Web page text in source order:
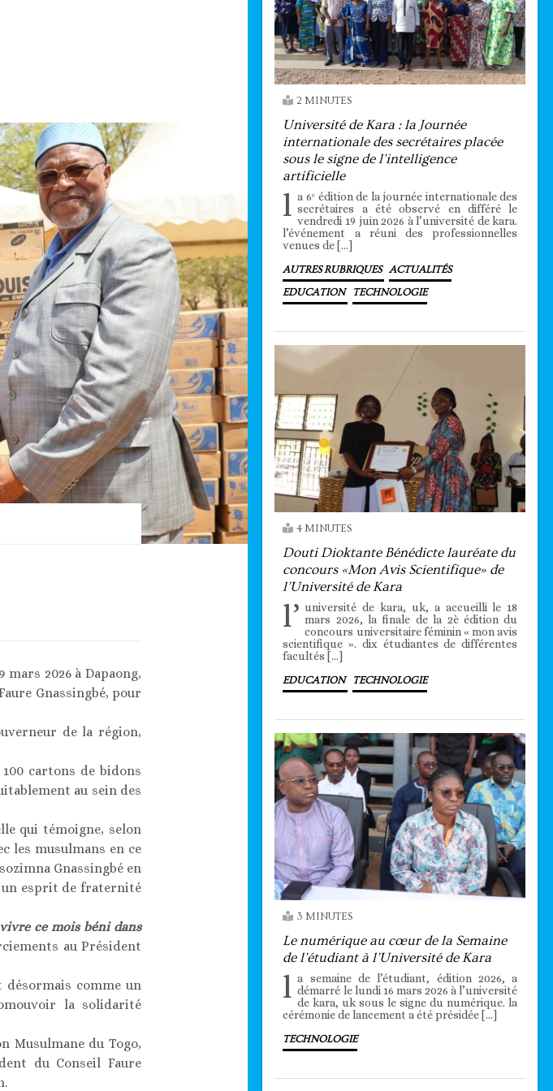
2026 à Dapaong,
Gnassingbé, pour
de la région,
cartons de bidons
au sein des
qui témoigne, selon
les musulmans en ce
Gnassingbé en
un esprit de fraternité
ce mois béni dans
au Président
comme un
la solidarité
Musulmane du Togo,
du Conseil Faure
2 MINUTES
Université de Kara : la Journée
internationale des secrétaires placée
sous le signe de l’intelligence
artificielle
l a 6ᵉ édition de la journée internationale des
secrétaires a été observé en différé le
vendredi 19 juin 2026 à l’université de kara.
l’événement a réuni des professionnelles
venues de […]
AUTRES RUBRIQUES ACTUALITÉS
EDUCATION TECHNOLOGIE
4 MINUTES
Douti Dioktante Bénédicte lauréate du
concours «Mon Avis Scientifique» de
l’Université de Kara
l’ université de kara, uk, a accueilli le 18
mars 2026, la finale de la 2è édition du
concours universitaire féminin « mon avis
scientifique ». dix étudiantes de différentes
facultés […]
EDUCATION TECHNOLOGIE
3 MINUTES
Le numérique au cœur de la Semaine
de l’étudiant à l’Université de Kara
l a semaine de l’étudiant, édition 2026, a
démarré le lundi 16 mars 2026 à l’université
de kara, uk sous le signe du numérique. la
cérémonie de lancement a été présidée […]
TECHNOLOGIE